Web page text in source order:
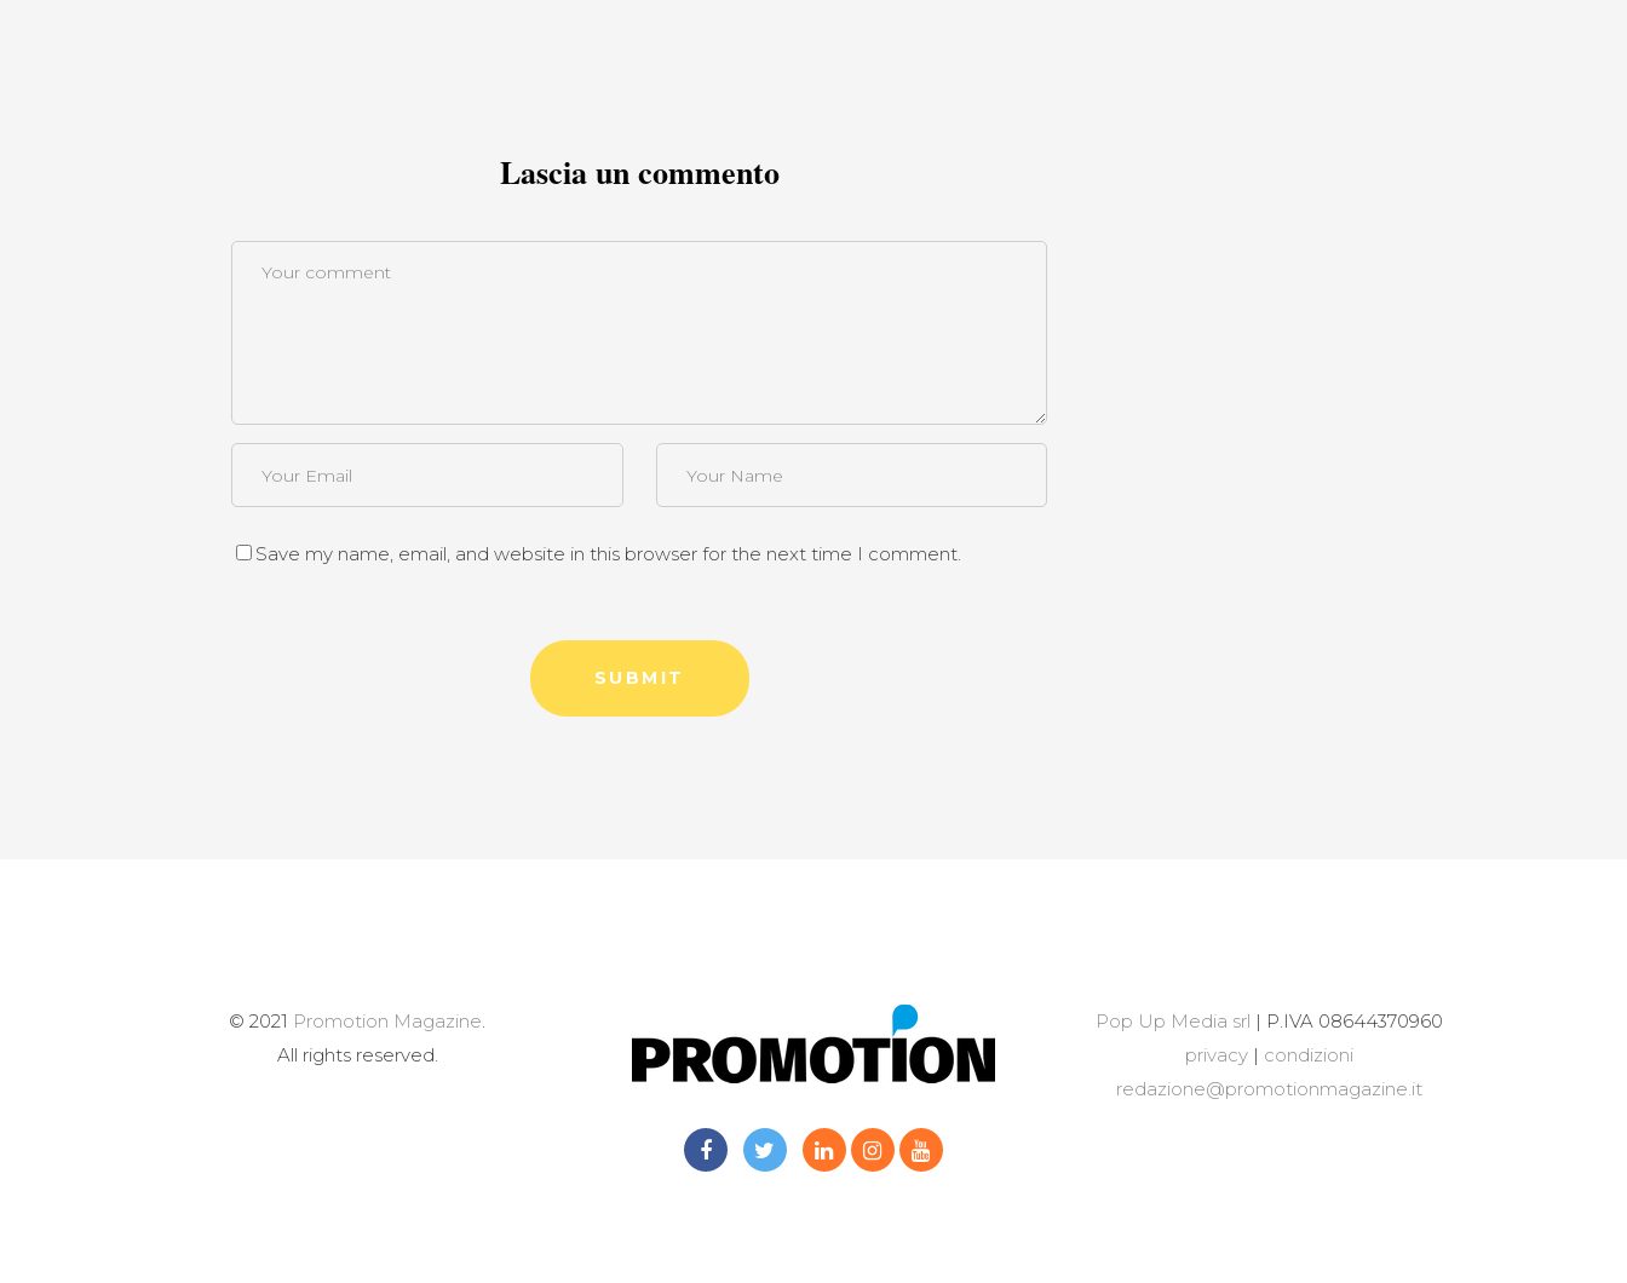
Lascia un commento
Save my name, email, and website in this browser for the next time I comment.
© 2021 Promotion Magazine.
All rights reserved.
Pop Up Media srl | P.IVA 08644370960
privacy | condizioni
redazione@promotionmagazine.it